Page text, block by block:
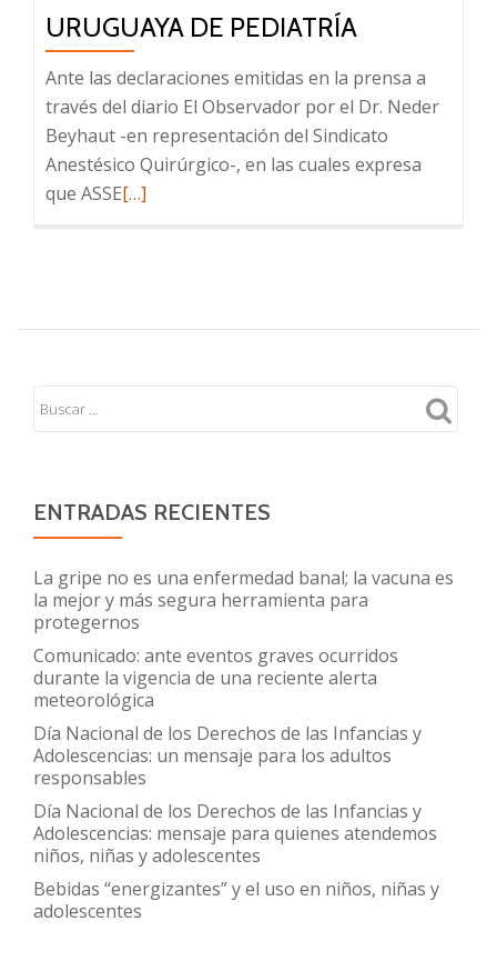
URUGUAYA DE PEDIATRÍA
Ante las declaraciones emitidas en la prensa a
través del diario El Observador por el Dr. Neder
Beyhaut -en representación del Sindicato
Anestésico Quirúrgico-, en las cuales expresa
que ASSELeer
la
Uruguaya
[…]
ENTRADAS RECIENTES
La gripe no es una enfermedad banal; la vacuna es
la mejor y más segura herramienta para
protegernos
Comunicado: ante eventos graves ocurridos
durante la vigencia de una reciente alerta
meteorológica
Día Nacional de los Derechos de las Infancias y
Adolescencias: un mensaje para los adultos
responsables
Día Nacional de los Derechos de las Infancias y
Adolescencias: mensaje para quienes atendemos
niños, niñas y adolescentes
Bebidas “energizantes” y el uso en niños, niñas y
adolescentes